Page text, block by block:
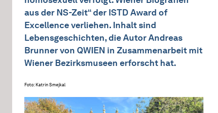
aus der NS-Zeit“ der ISTD Award of
Excellence verliehen. Inhalt sind
Lebensgeschichten, die Autor Andreas
Brunner von QWIEN in Zusammenarbeit mit
Wiener Bezirksmuseen erforscht hat.
Foto: Katrin Smejkal